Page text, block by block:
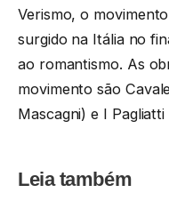
Verismo, o
surgido na Itália no
ao romantismo. As
movimento são
Mascagni) e I
Leia também